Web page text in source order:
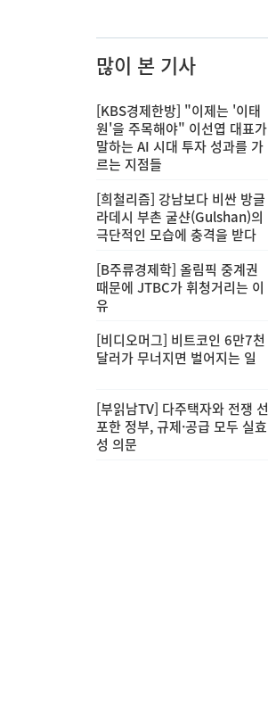
많이 본 기사
[KBS경제한방] "이제는 '이태
원'을 주목해야" 이선엽 대표가
말하는 AI 시대 투자 성과를 가
르는 지점들
[희철리즘] 강남보다 비싼 방글
라데시 부촌 굴샨(Gulshan)의
극단적인 모습에 충격을 받다
[B주류경제학] 올림픽 중계권
때문에 JTBC가 휘청거리는 이
유
[비디오머그] 비트코인 6만7천
달러가 무너지면 벌어지는 일
[부읽남TV] 다주택자와 전쟁 선
포한 정부, 규제·공급 모두 실효
성 의문